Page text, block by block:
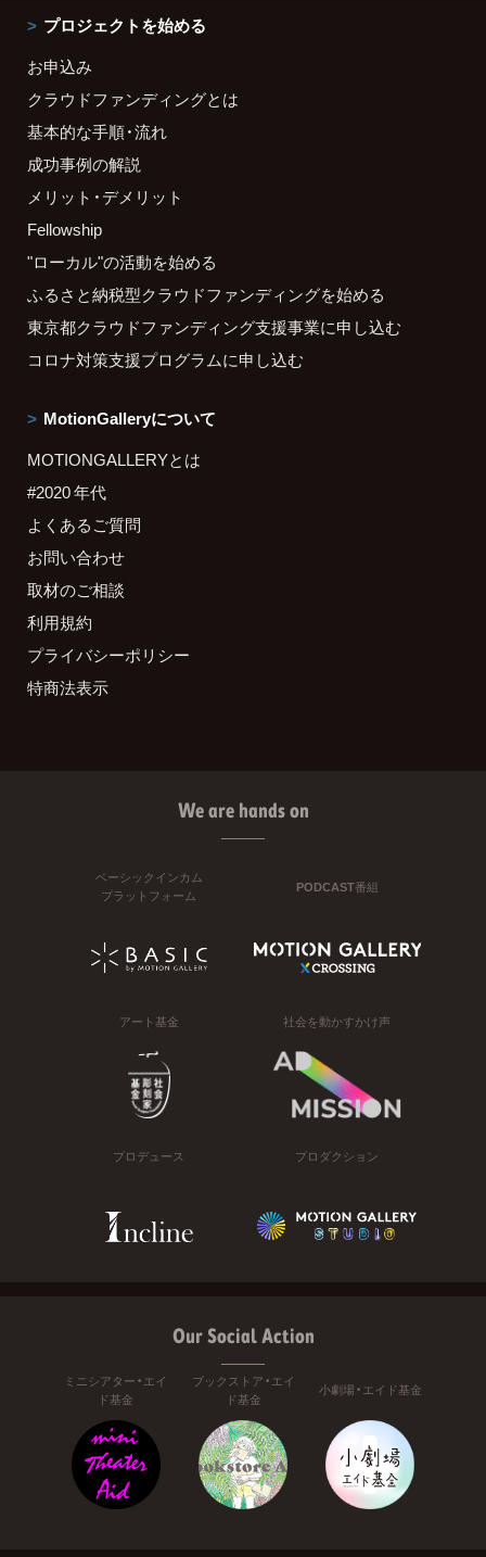
プロジェクトを始める
お申込み
クラウドファンディングとは
基本的な手順・流れ
成功事例の解説
メリット・デメリット
Fellowship
"ローカル"の活動を始める
ふるさと納税型クラウドファンディングを始める
東京都クラウドファンディング支援事業に申し込む
コロナ対策支援プログラムに申し込む
MotionGalleryについて
MOTIONGALLERYとは
#2020 年代
よくあるご質問
お問い合わせ
取材のご相談
利用規約
プライバシーポリシー
特商法表示
We are hands on
ベーシックインカム
プラットフォーム
PODCAST番組
アート基金 社会を動かすかけ声
プロデュース プロダクション
Our Social Action
ミニシアター・エイ
ド基金
ブックストア・エイ
ド基金
小劇場・エイド基金